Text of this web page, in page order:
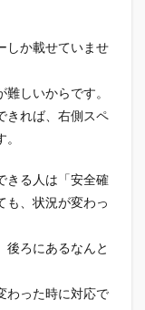
しか載せていませ
しいからです。
きれば、右側スペ
きる人は「安全確
も、状況が変わっ
後ろにあるなんと
わった時に対応で